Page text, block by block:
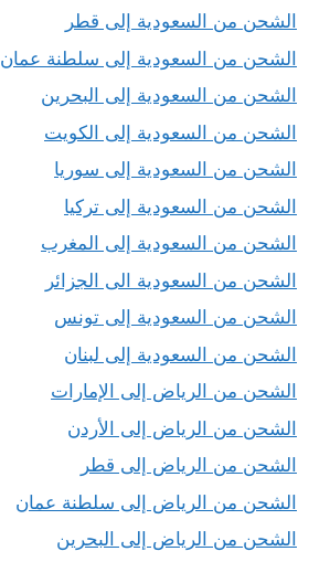
الشحن من السعودية إلى قطر
الشحن من السعودية إلى سلطنة عمان
الشحن من السعودية إلى البحرين
الشحن من السعودية إلى الكويت
الشحن من السعودية إلى سوريا
الشحن من السعودية إلى تركيا
الشحن من السعودية إلى المغرب
الشحن من السعودية الى الجزائر
الشحن من السعودية إلى تونس
الشحن من السعودية إلى لبنان
الشحن من الرياض إلى الإمارات
الشحن من الرياض إلى الأردن
الشحن من الرياض إلى قطر
الشحن من الرياض إلى سلطنة عمان
الشحن من الرياض إلى البحرين